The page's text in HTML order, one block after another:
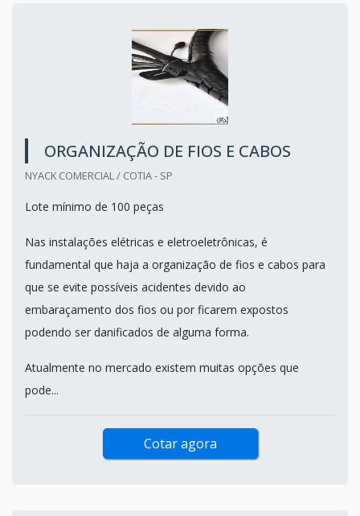
ORGANIZAÇÃO DE FIOS E CABOS
NYACK COMERCIAL / COTIA - SP
Lote mínimo de 100 peças
Nas instalações elétricas e eletroeletrônicas, é
fundamental que haja a organização de fios e cabos para
que se evite possíveis acidentes devido ao
embaraçamento dos fios ou por ficarem expostos
podendo ser danificados de alguma forma.
Atualmente no mercado existem muitas opções que
pode...
Cotar agora